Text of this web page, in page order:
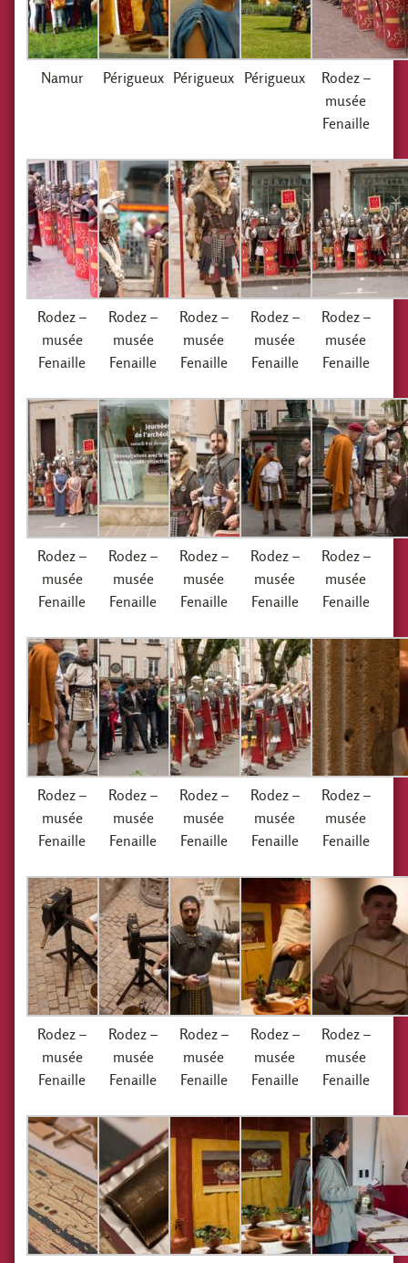
Namur Périgueux Périgueux Périgueux
Rodez –
musée
Fenaille
Rodez –
musée
Fenaille
Rodez –
musée
Fenaille
Rodez –
musée
Fenaille
Rodez –
musée
Fenaille
Rodez –
musée
Fenaille
Rodez –
musée
Fenaille
Rodez –
musée
Fenaille
Rodez –
musée
Fenaille
Rodez –
musée
Fenaille
Rodez –
musée
Fenaille
Rodez –
musée
Fenaille
Rodez –
musée
Fenaille
Rodez –
musée
Fenaille
Rodez –
musée
Fenaille
Rodez –
musée
Fenaille
Rodez –
musée
Fenaille
Rodez –
musée
Fenaille
Rodez –
musée
Fenaille
Rodez –
musée
Fenaille
Rodez –
musée
Fenaille